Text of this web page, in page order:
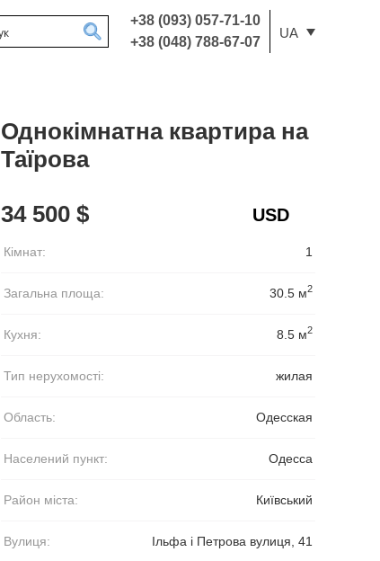
+38 (093) 057-71-10
+38 (048) 788-67-07
UA
Однокімнатна квартира на
Таїрова
34 500 $
Кімнат: 1
Загальна площа: 30.5 м2
Кухня: 8.5 м2
Тип нерухомості: жилая
Область: Одесская
Населений пункт: Одесса
Район міста: Київський
Вулиця: Ільфа і Петрова вулиця, 41